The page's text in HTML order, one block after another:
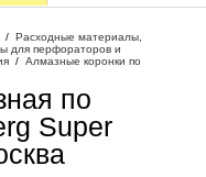
/ Расходные материалы,
для перфораторов и
/ Алмазные коронки по
по
Super